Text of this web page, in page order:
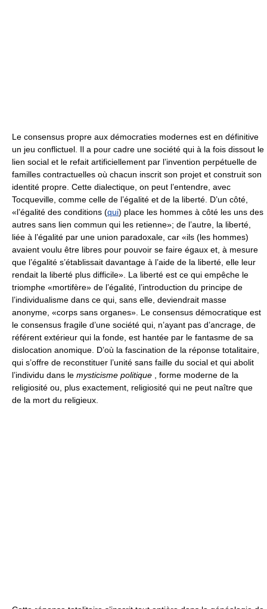
Le consensus propre aux démocraties modernes est en définitive
un jeu conflictuel. Il a pour cadre une société qui à la fois dissout le
lien social et le refait artificiellement par l’invention perpétuelle de
familles contractuelles où chacun inscrit son projet et construit son
identité propre. Cette dialectique, on peut l’entendre, avec
Tocqueville, comme celle de l’égalité et de la liberté. D’un côté,
«l’égalité des conditions (qui) place les hommes à côté les uns des
autres sans lien commun qui les retienne»; de l’autre, la liberté,
liée à l’égalité par une union paradoxale, car «ils (les hommes)
avaient voulu être libres pour pouvoir se faire égaux et, à mesure
que l’égalité s’établissait davantage à l’aide de la liberté, elle leur
rendait la liberté plus difficile». La liberté est ce qui empêche le
triomphe «mortifère» de l’égalité, l’introduction du principe de
l’individualisme dans ce qui, sans elle, deviendrait masse
anonyme, «corps sans organes». Le consensus démocratique est
le consensus fragile d’une société qui, n’ayant pas d’ancrage, de
référent extérieur qui la fonde, est hantée par le fantasme de sa
dislocation anomique. D’où la fascination de la réponse totalitaire,
qui s’offre de reconstituer l’unité sans faille du social et qui abolit
l’individu dans le mysticisme politique , forme moderne de la
religiosité ou, plus exactement, religiosité qui ne peut naître que
de la mort du religieux.